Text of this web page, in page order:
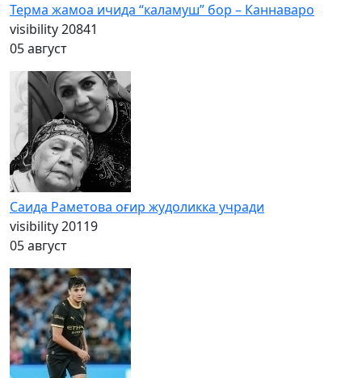
Терма жамоа ичида “каламуш” бор – Каннаваро
visibility20841
05 август
Саида Раметова оғир жудоликка учради
visibility20119
05 август